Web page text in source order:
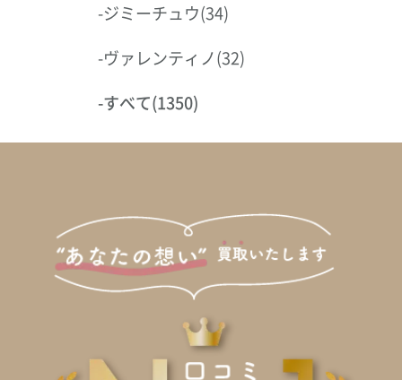
-ジミーチュウ(34)
-ヴァレンティノ(32)
-すべて(1350)